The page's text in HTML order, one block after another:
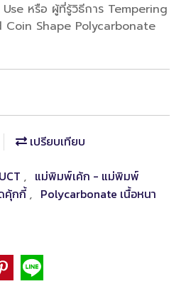
หรือ ผู้ที่รู้วิธีการ Tempering
Shape Polycarbonate
เปรียบเทียบ
, แม่พิมพ์เค้ก - แม่พิมพ์
คุ้กกี้, Polycarbonate เนื้อหนา